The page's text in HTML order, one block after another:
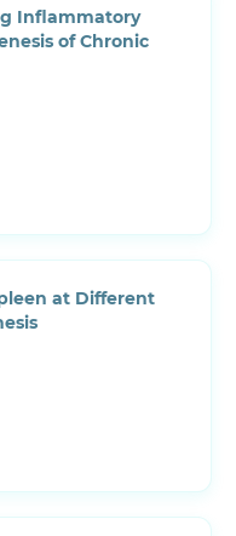
Inflammatory
of Chronic
at Different